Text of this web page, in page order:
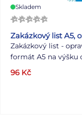
Skladem
Zakázkový list A5,
Zakázkový list -
formát A5 na výšku
96 Kč